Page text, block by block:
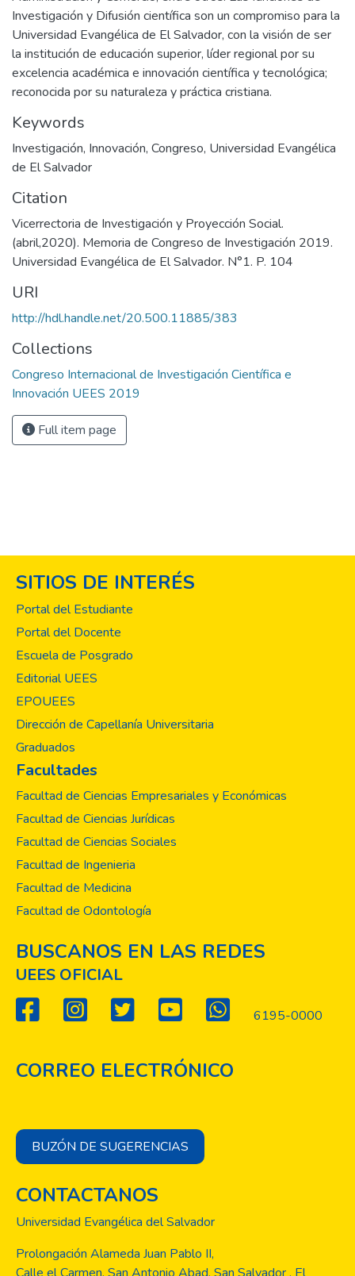
Investigación y Difusión científica son un compromiso para la
Universidad Evangélica de El Salvador, con la visión de ser
la institución de educación superior, líder regional por su
excelencia académica e innovación científica y tecnológica;
reconocida por su naturaleza y práctica cristiana.
Keywords
Investigación, Innovación, Congreso, Universidad Evangélica
de El Salvador
Citation
Vicerrectoria de Investigación y Proyección Social.
(abril,2020). Memoria de Congreso de Investigación 2019.
Universidad Evangélica de El Salvador. N°1. P. 104
URI
http://hdl.handle.net/20.500.11885/383
Collections
Congreso Internacional de Investigación Científica e
Innovación UEES 2019
Full item page
SITIOS DE INTERÉS
Portal del Estudiante
Portal del Docente
Escuela de Posgrado
Editorial UEES
EPOUEES
Dirección de Capellanía Universitaria
Graduados
Facultades
Facultad de Ciencias Empresariales y Económicas
Facultad de Ciencias Jurídicas
Facultad de Ciencias Sociales
Facultad de Ingenieria
Facultad de Medicina
Facultad de Odontología
BUSCANOS EN LAS REDES
UEES OFICIAL
6195-0000
CORREO ELECTRÓNICO
BUZÓN DE SUGERENCIAS
CONTACTANOS
Universidad Evangélica del Salvador
Prolongación Alameda Juan Pablo II,